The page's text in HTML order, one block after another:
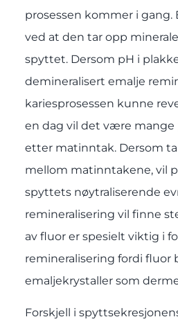
prosessen kommer i gang.
ved at den tar opp
spyttet. Dersom pH i
demineralisert emalje
kariesprosessen kunne
en dag vil det være mange
etter matinntak. Dersom
mellom matinntakene, vil
spyttets nøytraliserende
remineralisering vil finne
av fluor er spesielt viktig i
remineralisering fordi fluor
emaljekrystaller som
Forskjell i